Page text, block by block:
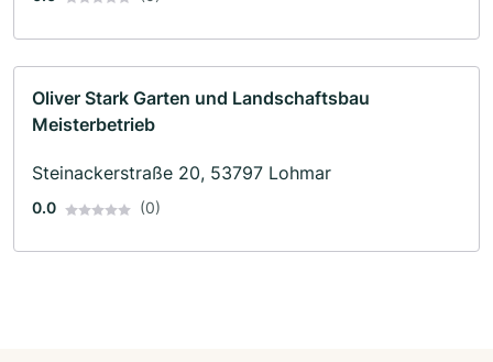
Oliver Stark Garten und Landschaftsbau
Meisterbetrieb
Steinackerstraße 20, 53797 Lohmar
0.0 (0)